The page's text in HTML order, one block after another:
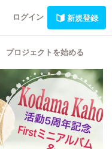
ログイン 新規登録
プロジェクトを始める